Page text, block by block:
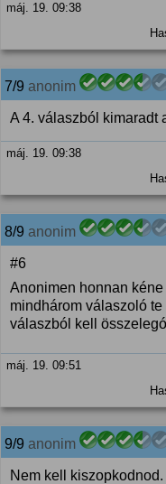
máj. 19. 09:38
7/9 anonim
A 4. válaszból kimaradt
máj. 19. 09:38
8/9 anonim
#6
Anonimen honnan
mindhárom válaszoló
válaszból kell
máj. 19. 09:51
9/9 anonim
Nem kell